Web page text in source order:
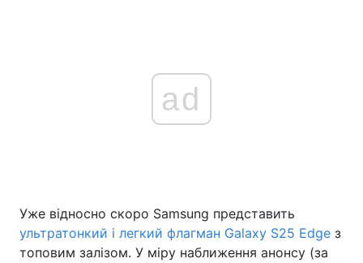
ad
Уже відносно скоро Samsung представить
ультратонкий і легкий флагман Galaxy S25 Edge з
топовим залізом. У міру наближення анонсу (за